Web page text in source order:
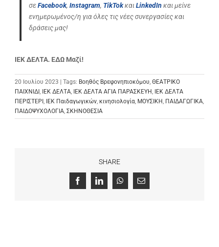
σεFacebook, Instagram, TikTokκαι LinkedIn και μείνε
ενημερωμένος/η για όλες τις νέες συνεργασίες και
δράσεις μας!
ΙΕΚ ΔΕΛΤΑ. ΕΔΩ Μαζί!
20 Ιουλίου 2023 | Tags: Βοηθός Βρεφονηπιοκόμου ΘΕΑΤΡΙΚΟ
ΠΑΙΧΝΙΔΙ ΙΕΚ ΔΕΛΤΑ ΙΕΚ ΔΕΛΤΑ ΑΓΙΑ ΠΑΡΑΣΚΕΥΗ ΙΕΚ ΔΕΛΤΑ
ΠΕΡΙΣΤΕΡΙ ΙΕΚ Παιδαγωγικών κινησιολογία ΜΟΥΣΙΚΗ ΠΑΙΔΑΓΩΓΙΚΑ
ΠΑΙΔΟΨΥΧΟΛΟΓΙΑ ΣΚΗΝΟΘΕΣΙΑ
SHARE
FacebookLinkedInWhatsApp
Email